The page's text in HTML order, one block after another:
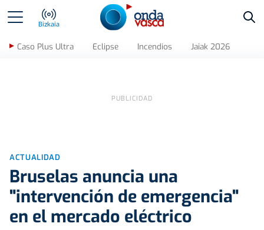
Bizkaia
Caso Plus Ultra Eclipse Incendios Jaiak 2026
ACTUALIDAD
Bruselas anuncia una
"intervención de emergencia"
en el mercado eléctrico